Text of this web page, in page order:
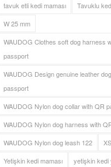
tavuk etli kedi maması
Tavuklu
W 25 mm
WAUDOG Clothes soft dog harness
passport
WAUDOG Design genuine leather
passport
WAUDOG Nylon dog collar with QR
WAUDOG Nylon dog harness with
WAUDOG Nylon dog leash 122
XS
Yetişkin kedi maması
yetişkin kedi